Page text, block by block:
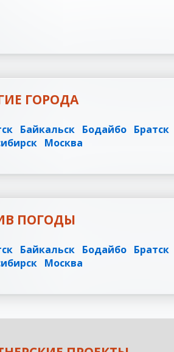
ГОРОДА
Байкальск Бодайбо Братск
Москва
ПОГОДЫ
Байкальск Бодайбо Братск
Москва